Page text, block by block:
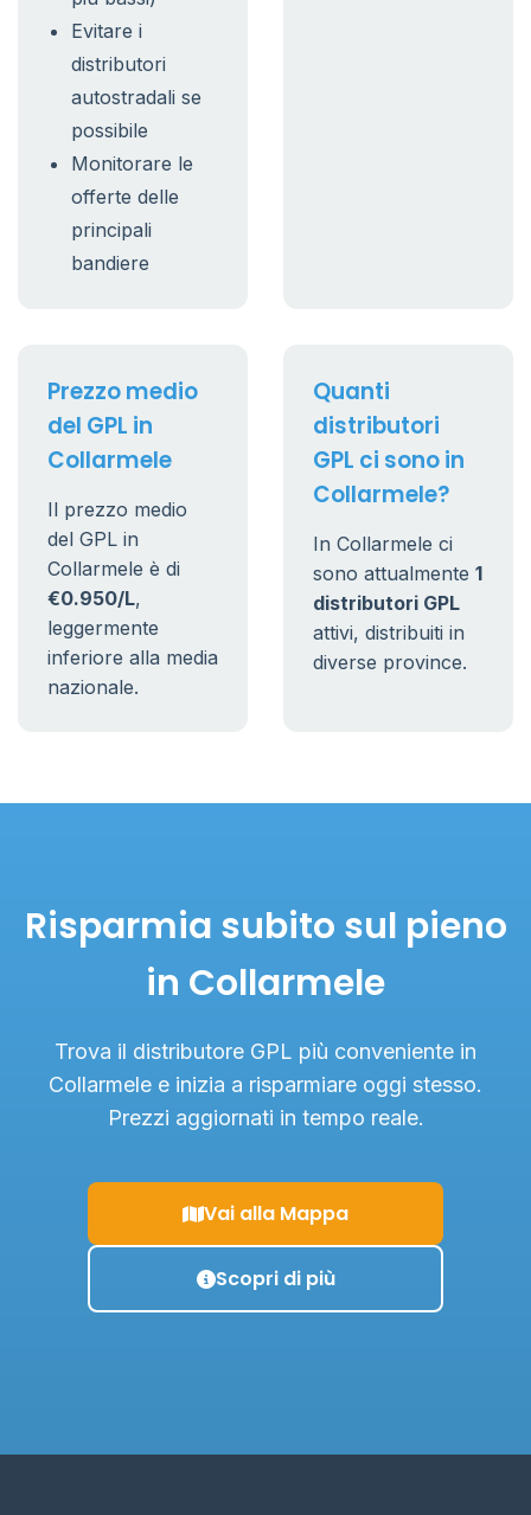
Evitare i
distributori
autostradali se
possibile
Monitorare le
offerte delle
principali
bandiere
Prezzo medio
del GPL in
Collarmele
Il prezzo medio
del GPL in
Collarmele è di
€0.950/L,
leggermente
inferiore alla media
nazionale.
Quanti
distributori
GPL ci sono in
Collarmele?
In Collarmele ci
sono attualmente 1
distributori GPL
attivi, distribuiti in
diverse province.
Risparmia subito sul pieno
in Collarmele
Trova il distributore GPL più conveniente in
Collarmele e inizia a risparmiare oggi stesso.
Prezzi aggiornati in tempo reale.
Vai alla Mappa
Scopri di più